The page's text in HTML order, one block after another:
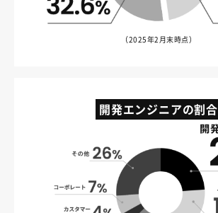
（2025年2月末時点）
開発エンジニアの割合